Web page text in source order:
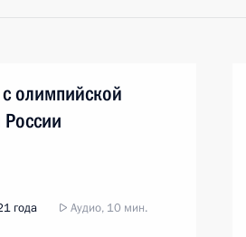
олимпийской
года Аудио, 10 мин.